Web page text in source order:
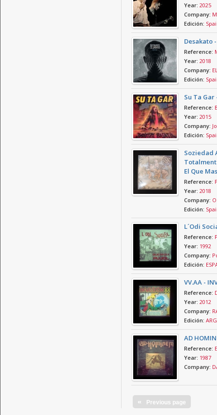
Year: 2025
Company:
Edición:
Desakato
Reference:
Year: 2018
Company:
Edición:
Su Ta Gar
Reference:
Year: 2015
Company:
Edición:
Soziedad
El Que
Reference:
Year: 2018
Company:
Edición:
L´Odi
Reference:
Year: 1992
Company:
Edición:
VV.AA -
Reference:
Year: 2012
Company:
Edición:
AD
Reference:
Year: 1987
Company:
« Previous page